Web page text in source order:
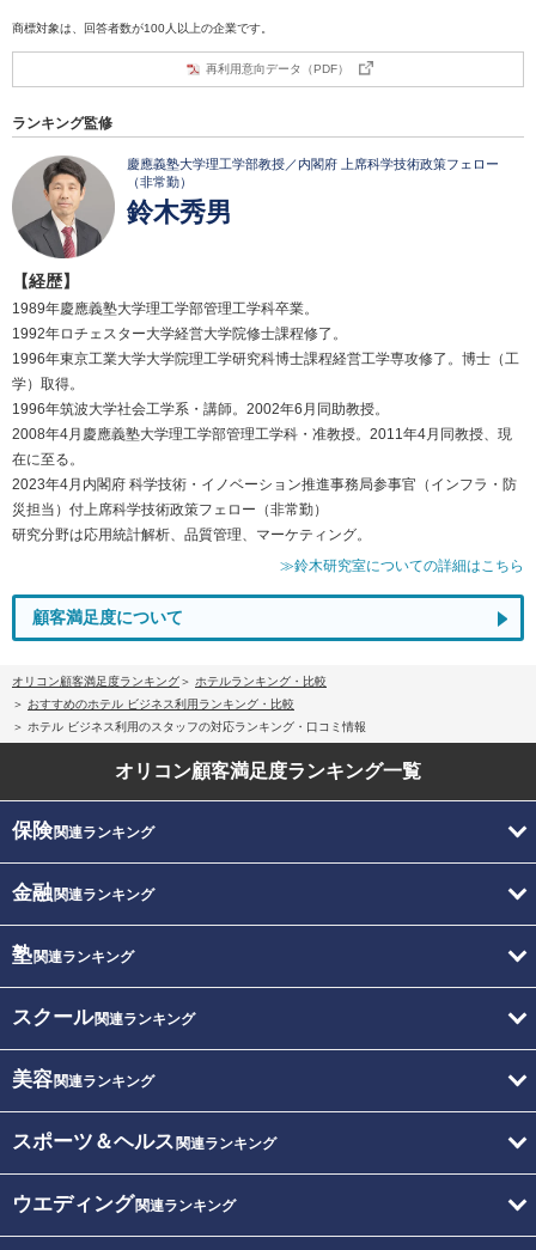
商標対象は、回答者数が100人以上の企業です。
再利用意向データ（PDF）
ランキング監修
慶應義塾大学理工学部教授／内閣府 上席科学技術政策フェロー
（非常勤）
鈴木秀男
【経歴】
1989年慶應義塾大学理工学部管理工学科卒業。
1992年ロチェスター大学経営大学院修士課程修了。
1996年東京工業大学大学院理工学研究科博士課程経営工学専攻修了。博士（工
学）取得。
1996年筑波大学社会工学系・講師。2002年6月同助教授。
2008年4月慶應義塾大学理工学部管理工学科・准教授。2011年4月同教授、現
在に至る。
2023年4月内閣府 科学技術・イノベーション推進事務局参事官（インフラ・防
災担当）付上席科学技術政策フェロー（非常勤）
研究分野は応用統計解析、品質管理、マーケティング。
≫鈴木研究室についての詳細はこちら
顧客満足度について
オリコン顧客満足度ランキング
ホテルランキング・比較
おすすめのホテル ビジネス利用ランキング・比較
ホテル ビジネス利用のスタッフの対応ランキング・口コミ情報
オリコン顧客満足度ランキング一覧
保険関連ランキング
金融関連ランキング
塾関連ランキング
スクール関連ランキング
美容関連ランキング
スポーツ＆ヘルス 関連ランキング
ウエディング関連ランキング